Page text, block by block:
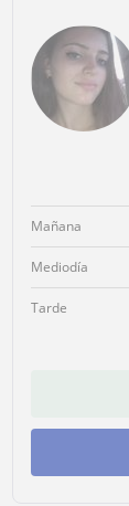
Mañana
Mediodía
Tarde